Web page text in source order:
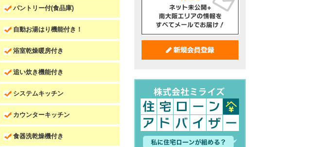
パントリー付(食品庫)
自動お湯はり機能付き！
浴室乾燥暖房付き
追い炊き機能付き
システムキッチン
カウンターキッチン
食器洗乾燥機付き